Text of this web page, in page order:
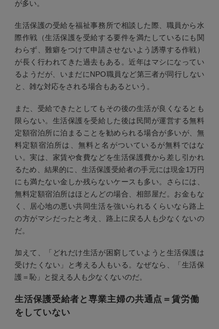
が多い。
生活保護の受給を福祉事務所で相談した際、職員から水
際作戦（生活保護を受給する要件を満たしているにも関
わらず、難癖をつけて申請させないよう誘導する作戦）
が長く行われてきた過去もある。近年はマシになってい
るようだが、いまだにNPO職員など第三者が同行しない
と、雑な対応をされる場合もあるという。
また、受給できたとしてもその後の生活が良くなるとも
限らない。生活保護を受給した後は民間が運営する無料
定額宿泊所に泊まることを勧められる場合が多いが、無
料定額宿泊所は、無料と名がついているが無料ではな
い。実は、家賃や食費などを生活保護費から差し引かれ
るため、結果的に、生活保護受給者の手元には現金1万円
にも満たない金しか残らないケースも多い。さらには、
無料定額宿泊所はほとんどの場合、相部屋だ。お金もな
く、居心地の悪い共同生活を強いられるくらいなら路上
の方がマシだったと考え、路上に戻る人も少なくないの
だ。
加えて、「どれだけ生活が困窮していようと生活保護は
受けたくない」と考える人もいる。なぜなら、「生活保
護＝恥」と捉える人も少なくないのだ。
生活保護受給者と専業主婦の共通点＝賃労働
をしていない